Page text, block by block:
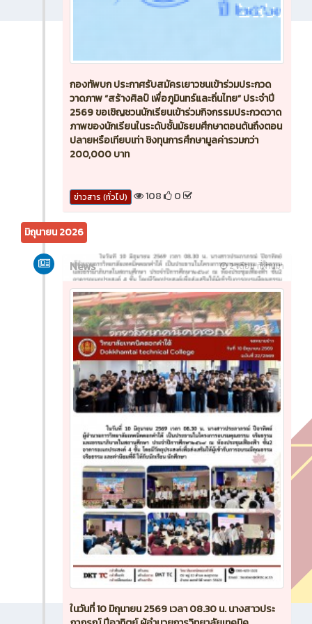
กองทัพบก ประกาศรับสมัครเยาวชนเข้าร่วมประกวด
วาดภาพ “สร้างศิลป์ เพื่อภูมินทร์และถิ่นไทย” ประจำปี
2569 ขอเชิญชวนนักเรียนเข้าร่วมกิจกรรมประกวดวาด
ภาพของนักเรียนในระดับชั้นมัธยมศึกษาตอนต้นถึงตอน
ปลายหรือเทียบเท่า ชิงทุนการศึกษามูลค่ารวมกว่า
200,000 บาท
ข่าวสาร (ทั่วไป) 108 0
มิถุนายน 2026
2 เดือน ที่ผ่านมา
News
ในวันที่ 10 มิถุนายน 2569 เวลา 08.30 น. นางสาวประ